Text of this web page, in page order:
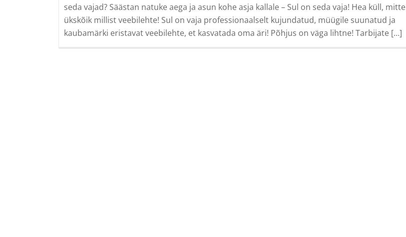
seda vajad? Säästan natuke aega ja asun kohe asja kallale – Sul on seda vaja! Hea küll, mitte
ükskõik millist veebilehte! Sul on vaja professionaalselt kujundatud, müügile suunatud ja
kaubamärki eristavat veebilehte, et kasvatada oma äri! Põhjus on väga lihtne! Tarbijate […]